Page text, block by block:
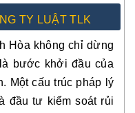
TY LUẬT TLK
Hòa không chỉ dừng
bước khởi đầu của
Một cấu trúc pháp lý
đầu tư kiểm soát rủi